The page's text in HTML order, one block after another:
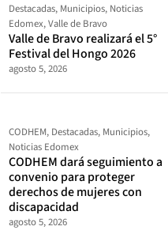
Destacadas, Municipios, Noticias
Edomex,Valle de Bravo
Valle de Bravo realizará el 5°
Festival del Hongo 2026
agosto 5, 2026
CODHEM, Destacadas, Municipios,
Noticias Edomex
CODHEM dará seguimiento a
convenio para proteger
derechos de mujeres con
discapacidad
agosto 5, 2026